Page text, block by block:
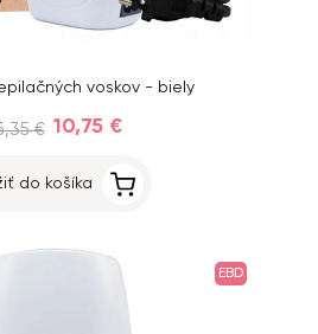
voskov - biely
€ 10,75 €
do košíka
EBD